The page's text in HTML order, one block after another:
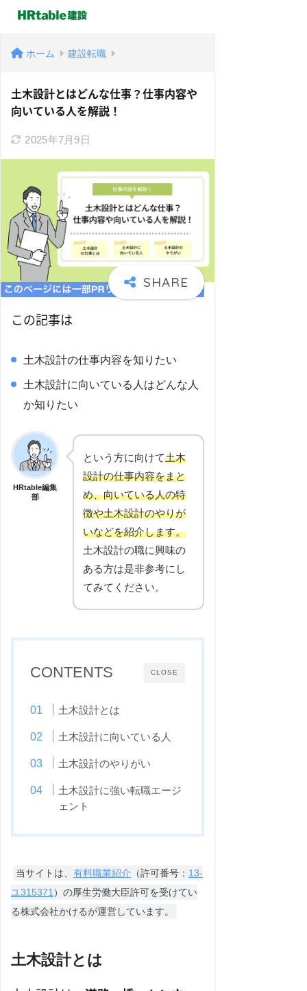
ホーム 建設転職
土木設計とはどんな仕事？仕事内容や
向いている人を解説！
2025年7月9日
この記事は
土木設計の仕事内容を知りたい
土木設計に向いている人はどんな人
か知りたい
HRtable編集
部
という方に向けて土木
設計の仕事内容をまと
め、向いている人の特
徴や土木設計のやりが
いなどを紹介します。
土木設計の職に興味の
ある方は是非参考にし
てみてください。
CLOSE
CONTENTS
土木設計とは
土木設計に向いている人
土木設計のやりがい
土木設計に強い転職エージ
ェント
当サイトは、有料職業紹介 （許可番号： 13-
ユ315371）の厚生労働大臣許可を受けてい
る株式会社かけるが運営しています。
土木設計とは